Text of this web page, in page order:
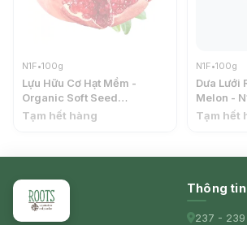
N1F•100g
Lựu Hữu Cơ Hạt Mềm -
Organic Soft Seed
Pomegranate - N1F
Tạm hết hàng
N1F•100g
Dưa Lưới
Melon -
Tạm hết
Thông
237 - 239